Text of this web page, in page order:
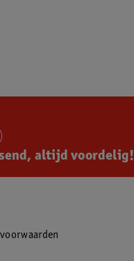
altijd voordelig!